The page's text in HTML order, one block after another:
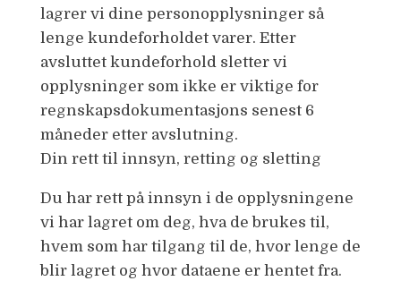
lagrer vi dine personopplysninger så
lenge kundeforholdet varer. Etter
avsluttet kundeforhold sletter vi
opplysninger som ikke er viktige for
regnskapsdokumentasjons senest 6
måneder etter avslutning.
Din rett til innsyn, retting og sletting
Du har rett på innsyn i de opplysningene
vi har lagret om deg, hva de brukes til,
hvem som har tilgang til de, hvor lenge de
blir lagret og hvor dataene er hentet fra.